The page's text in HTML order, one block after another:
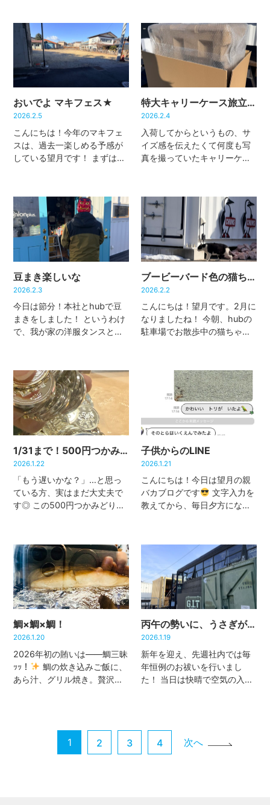
た目は何の変哲もないのに、
私のまぶたの裏では一体何が
起きているのか……。（病院
に行くほ […]
ンキンです
悴んだ手で蓋を
開け閉めしていたら、――勢
いよく指を挟みました ･･･絶
対痛 […]
おいでよ マキフェス★
2026.2.5
こんにちは！今年のマキフェ
スは、過去一楽しめる予感が
している望月です！ まずは…
時駐車場としてお借りしまし
た
やったー！ 私みたいに駐
車がちょっと苦手なドライバ
ーさん […]
特大キャリーケース旅立ちの日
2026.2.4
入荷してからというもの、サ
イズ感を伝えたくて何度も写
真を撮っていたキャリーケー
iPhoneにたくさん残るほど…
そんな特大キャリーケース
が、ついにお客様のもとへ…
最終 […]
豆まき楽しいな
2026.2.3
今日は節分！本社とhubで豆
まきをしました！ というわけ
で、我が家の洋服タンスとい
も、hubの豆まきに参加して
もらいました
え？ただの赤
鬼のおめんじゃないかって？
人 […]
ブービーバード色の猫ちゃん
2026.2.2
こんにちは！望月です。2月に
なりましたね！ 今朝、hubの
駐車場でお散歩中の猫ちゃん
ってしまうタイプなので、優
しく話しかけながら、そーっ
と近づいてみたのですが……
1/31まで！500円つかみどり値引き
2026.1.22
「もう遅いかな？」…と思っ
ている方、実はまだ大丈夫で
す◎ この500円つかみどり値
す
実は望月も可愛いお手々
で一度チャレンジしてみまし
た。これが思った以上にドキ
ド […]
子供からのLINE
2026.1.21
こんにちは！今日は望月の親
バカブログです
文字入力を
教えてから、毎日夕方になる
くできないので、トーク画面
では片言の外人風…笑 昨日
は、hubの駐車場で散策中の
小鳥を […]
鯛×鯛×鯛！
2026.1.20
2026年初の賄いは――鯛三昧
ｯｯ！
鯛の炊き込みご飯に、
あら汁、グリル焼き。贅沢す
づけば午前中はほぼお料理で
グリル焼きの写真を
丙午の勢いに、うさぎが挑む
2026.1.19
新年を迎え、先週社内では毎
年恒例のお祓いを行いまし
た！ 当日は快晴で空気の入れ
る年」と言われることもある
そうですが、エネルギーが強
い分、ど […]
1 2 3 4 次へ